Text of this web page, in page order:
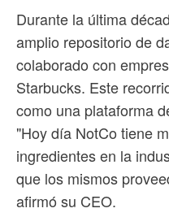
Durante la última
amplio repositorio de
colaborado con
Starbucks. Este
como una plataforma
"Hoy día NotCo tiene
ingredientes en la
que los mismos
afirmó su CEO.